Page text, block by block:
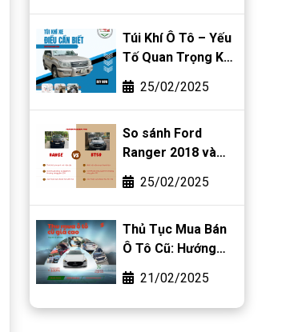
Túi Khí Ô Tô – Yếu
Tố Quan Trọng Khi
25/02/2025
So sánh Ford
Ranger 2018 và
Mazda BT-50 2018
25/02/2025
Thủ Tục Mua Bán
Ô Tô Cũ: Hướng
Z
21/02/2025